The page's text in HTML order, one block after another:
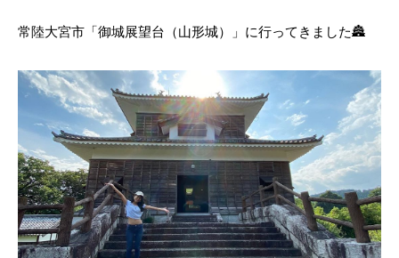
常陸大宮市「御城展望台（山形城）」に行ってきました🏯